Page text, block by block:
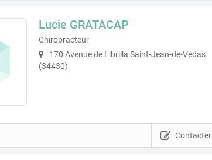
Lucie GRATACAP
Chiropracteur
170 Avenue de Librilla Saint-Jean-de-Védas
(34430)
Contacter